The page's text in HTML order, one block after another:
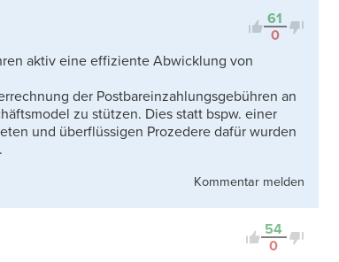
61
0
aktiv eine effiziente Abwicklung von
der Postbareinzahlungsgebühren an
zu stützen. Dies statt bspw. einer
und überflüssigen Prozedere dafür wurden
Kommentar melden
54
0